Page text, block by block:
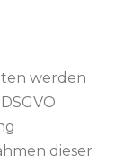
werden
dieser